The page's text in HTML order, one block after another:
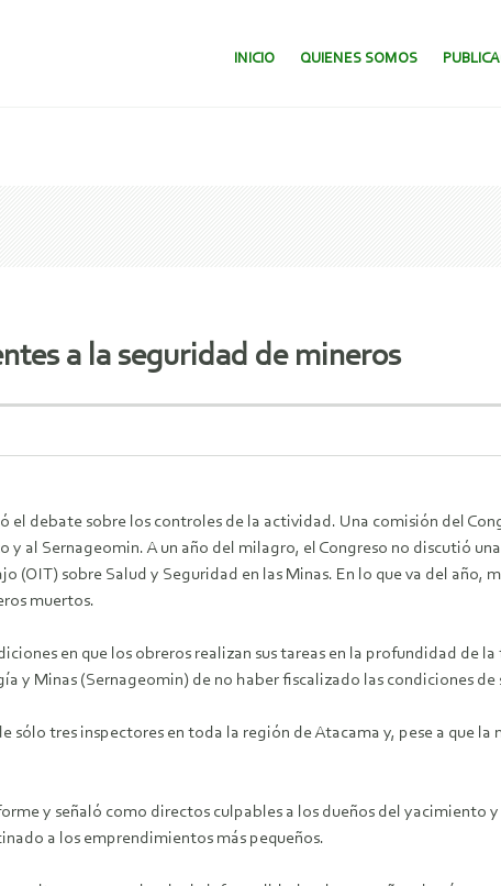
SALTAR AL CONTENIDO.
INICIO QUIENES SOMOS
a la seguridad de mineros
el debate sobre los controles de la actividad. Una comisión del
y al Sernageomin. A un año del milagro, el Congreso no discutió
(OIT) sobre Salud y Seguridad en las Minas. En lo que va del año,
muertos.
en que los obreros realizan sus tareas en la profundidad de
y Minas (Sernageomin) de no haber fiscalizado las condiciones de
tres inspectores en toda la región de Atacama y, pese a que la
y señaló como directos culpables a los dueños del yacimiento
a los emprendimientos más pequeños.